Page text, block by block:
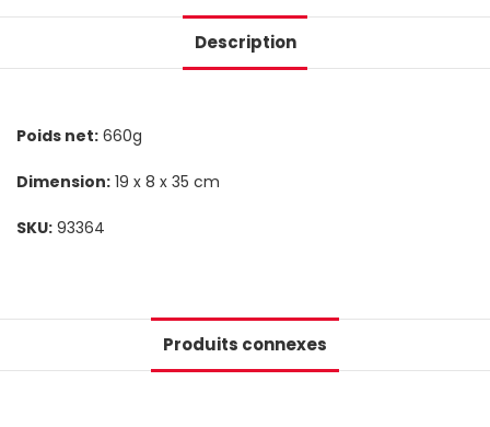
Description
Poids net: 660g
Dimension: 19 x 8 x 35 cm
SKU: 93364
Produits connexes